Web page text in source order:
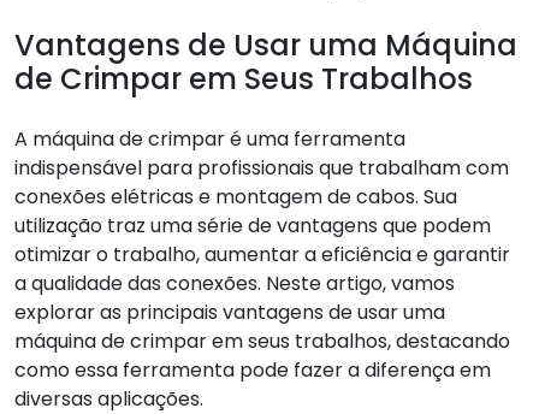
Vantagens de Usar uma Máquina
de Crimpar em Seus Trabalhos
A máquina de crimpar é uma ferramenta
indispensável para profissionais que trabalham com
conexões elétricas e montagem de cabos. Sua
utilização traz uma série de vantagens que podem
otimizar o trabalho, aumentar a eficiência e garantir
a qualidade das conexões. Neste artigo, vamos
explorar as principais vantagens de usar uma
máquina de crimpar em seus trabalhos, destacando
como essa ferramenta pode fazer a diferença em
diversas aplicações.